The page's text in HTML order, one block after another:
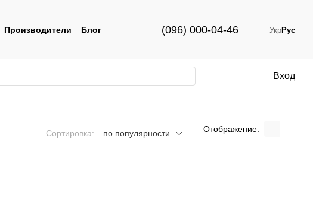
Производители
Блог
(096) 000-04-46 УкрРус
Вход
Сортировка: по популярности Отображение: